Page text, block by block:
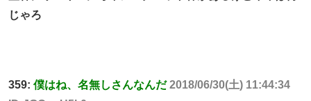
じゃろ
359: 僕はね、名無しさんなんだ 2018/06/30(土) 11:44:34